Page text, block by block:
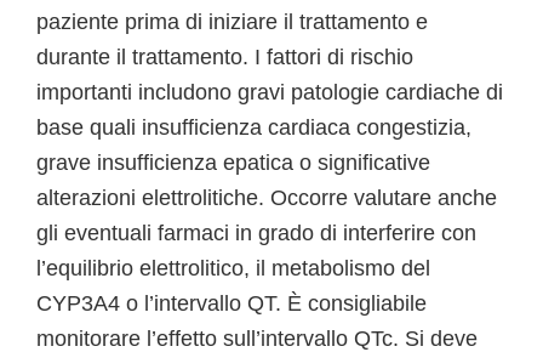
paziente prima di iniziare il trattamento e
durante il trattamento. I fattori di rischio
importanti includono gravi patologie cardiache di
base quali insufficienza cardiaca congestizia,
grave insufficienza epatica o significative
alterazioni elettrolitiche. Occorre valutare anche
gli eventuali farmaci in grado di interferire con
l’equilibrio elettrolitico, il metabolismo del
CYP3A4 o l’intervallo QT. È consigliabile
monitorare l’effetto sull’intervallo QTc. Si deve